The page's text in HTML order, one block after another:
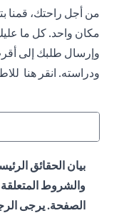
من أجل راحتك، قمنا
مكان واحد. كل ما
وإرسال طلبك إلى
ودراسته. انقر هنا
بيان الحقائق
والشروط المتعلقة
الصفحة. يرجى